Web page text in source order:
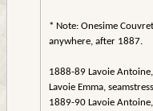
* Note: Onesime
anywhere, after 1887.
1888-89 Lavoie
Lavoie Emma,
1889-90 Lavoie